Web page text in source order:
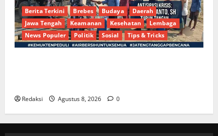
Berita Terkini Brebes Budaya
Daerah
Jawa Tengah
Keamanan Kesehatan
Lembaga
News Populer
Politik Sosial Tips & Tricks
Redaksi Agustus 8, 2026 0